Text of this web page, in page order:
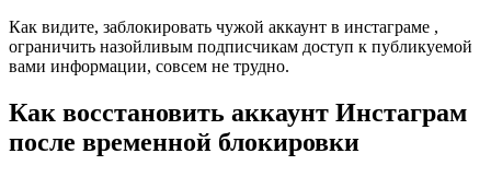
Как видите, заблокировать чужой аккаунт в инстаграме ,
ограничить назойливым подписчикам доступ к публикуемой
вами информации, совсем не трудно.
Как восстановить аккаунт Инстаграм
после временной блокировки